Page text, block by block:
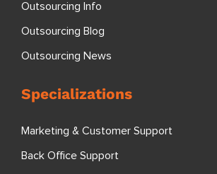
Outsourcing Info
Outsourcing Blog
Outsourcing News
Specializations
Marketing & Customer Support
Back Office Support